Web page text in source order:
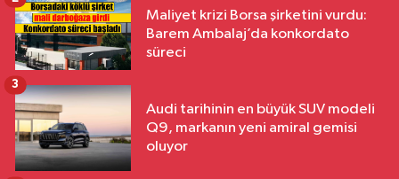
Maliyet krizi Borsa şirketini vurdu:
Barem Ambalaj’da konkordato
süreci
Audi tarihinin en büyük SUV modeli
Q9, markanın yeni amiral gemisi
oluyor
3